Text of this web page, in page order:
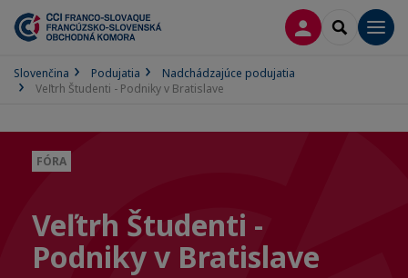
PRIHLÁSENIE
SEARCH
Slovenčina Podujatia
Nadchádzajúce podujatia
Veľtrh Študenti - Podniky v Bratislave
FÓRA
Veľtrh Študenti -
Podniky v Bratislave